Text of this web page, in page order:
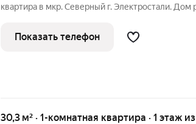
квартира в мкр. Северный г. Электростали. Дом
Чистый подъезд. О квартире. Комната с
лоджию.
Показать телефон
30,3 м² · 1-комнатная квартира · 1 этаж